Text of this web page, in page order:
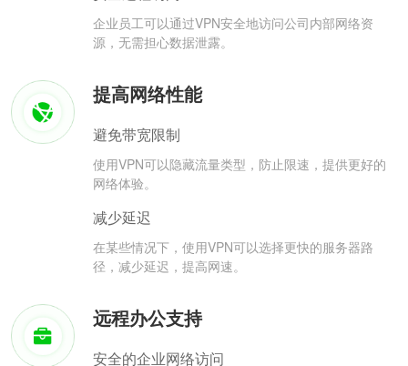
企业员工可以通过VPN安全地访问公司内部网络资
源，无需担心数据泄露。
提高网络性能
避免带宽限制
使用VPN可以隐藏流量类型，防止限速，提供更好的
网络体验。
减少延迟
在某些情况下，使用VPN可以选择更快的服务器路
径，减少延迟，提高网速。
远程办公支持
安全的企业网络访问